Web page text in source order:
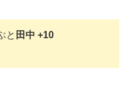
と 田中 +10